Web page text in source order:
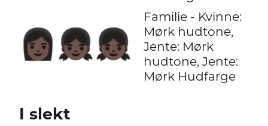
👩🏿‍👧🏿‍👧🏿
Familie - Kvinne:
Mørk hudtone,
Jente: Mørk
hudtone, Jente:
Mørk Hudfarge
I slekt